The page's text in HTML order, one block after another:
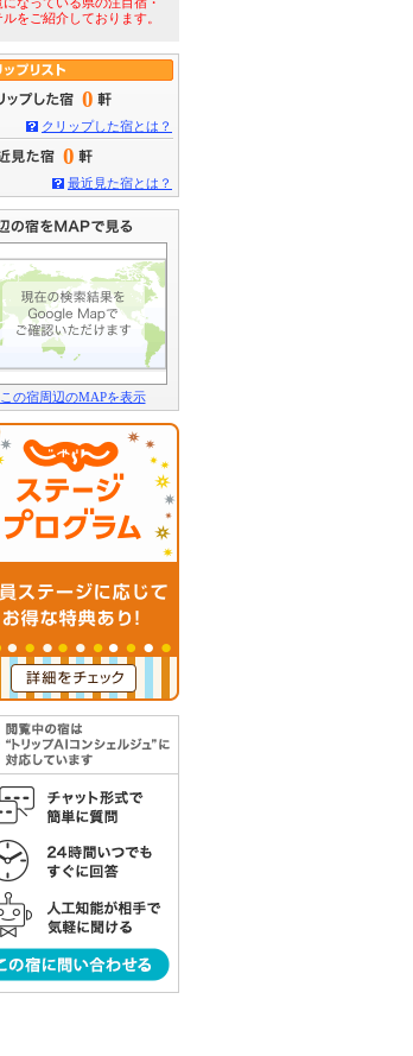
ルをご紹介しております。
0
クリップした宿とは？
0
最近見た宿とは？
この宿周辺のMAPを表示